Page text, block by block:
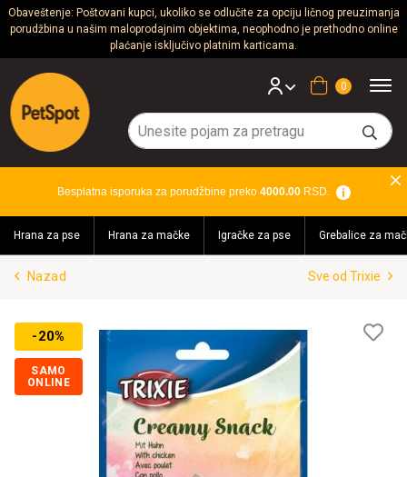
Obaveštenje: Poštovani kupci, ukoliko se odlučite za opciju ličnog preuzimanja
porudžbina u našim maloprodajnim objektima, neophodno je prethodno online
plaćanje isključivo platnim karticama.
Psi
Mačke
Glodari
Akvaristika
Teraristika
Brendovi
Blog
Akcija!
Korpa
Besplatna isporuka za porudžbine preko 4000.00RSD.
Hrana za pse Hrana za mačke Igračke za pse Grebalice za
Nazad Sve od Trixie
-20%
SAMO
ONLINE